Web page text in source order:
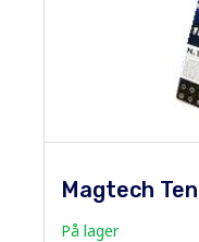
Magtech
På lager